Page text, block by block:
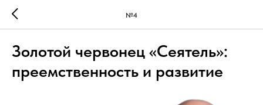
№4
Золотой червонец «Сеятель»:
преемственность и развитие